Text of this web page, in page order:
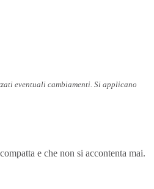
eventuali cambiamenti. Si applicano
e che non si accontenta mai.